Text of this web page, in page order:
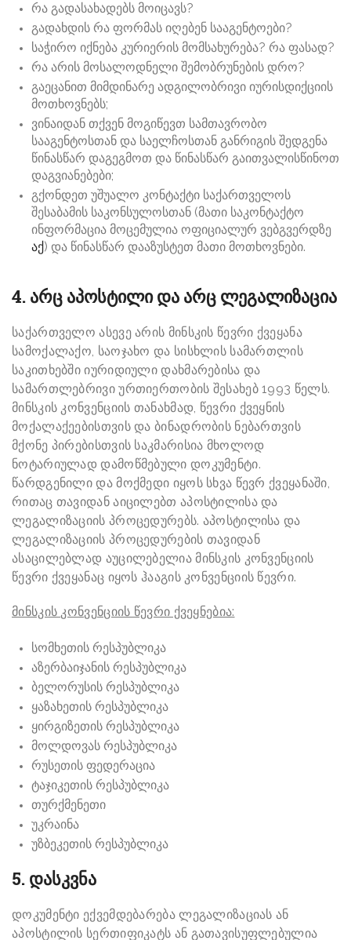
რა გადასახადებს მოიცავს?
გადახდის რა ფორმას იღებენ სააგენტოები?
საჭირო იქნება კურიერის მომსახურება? რა ფასად?
რა არის მოსალოდნელი შემობრუნების დრო?
გაეცანით მიმდინარე ადგილობრივი იურისდიქციის
მოთხოვნებს;
ვინაიდან თქვენ მოგიწევთ სამთავრობო
სააგენტოსთან და საელჩოსთან განრიგის შედგენა
წინასწარ დაგეგმოთ და წინასწარ გაითვალისწინოთ
დაგვიანებები;
გქონდეთ უშუალო კონტაქტი საქართველოს
შესაბამის საკონსულოსთან (მათი საკონტაქტო
ინფორმაცია მოცემულია ოფიციალურ ვებგვერდზე
აქ) და წინასწარ დააზუსტეთ მათი მოთხოვნები.
4. არც აპოსტილი და არც ლეგალიზაცია
საქართველო ასევე არის მინსკის წევრი ქვეყანა
სამოქალაქო, საოჯახო და სისხლის სამართლის
საკითხებში იურიდიული დახმარებისა და
სამართლებრივი ურთიერთობის შესახებ 1993 წელს.
მინსკის კონვენციის თანახმად, წევრი ქვეყნის
მოქალაქეებისთვის და ბინადრობის ნებართვის
მქონე პირებისთვის საკმარისია მხოლოდ
ნოტარიულად დამოწმებული დოკუმენტი.
წარდგენილი და მოქმედი იყოს სხვა წევრ ქვეყანაში,
რითაც თავიდან აიცილებთ აპოსტილისა და
ლეგალიზაციის პროცედურებს. აპოსტილისა და
ლეგალიზაციის პროცედურების თავიდან
ასაცილებლად აუცილებელია მინსკის კონვენციის
წევრი ქვეყანაც იყოს ჰააგის კონვენციის წევრი.
მინსკის კონვენციის წევრი ქვეყნებია:
სომხეთის რესპუბლიკა
აზერბაიჯანის რესპუბლიკა
ბელორუსის რესპუბლიკა
ყაზახეთის რესპუბლიკა
ყირგიზეთის რესპუბლიკა
მოლდოვას რესპუბლიკა
რუსეთის ფედერაცია
ტაჯიკეთის რესპუბლიკა
თურქმენეთი
უკრაინა
უზბეკეთის რესპუბლიკა
5. დასკვნა
დოკუმენტი ექვემდებარება ლეგალიზაციას ან
აპოსტილის სერთიფიკატს ან გათავისუფლებულია